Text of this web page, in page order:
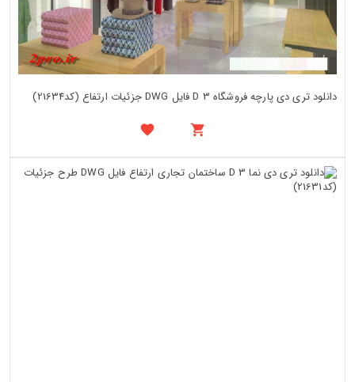
دانلود تری دی پارچه فروشگاه 3 D فایل DWG جزئیات ارتفاع (کد21634)